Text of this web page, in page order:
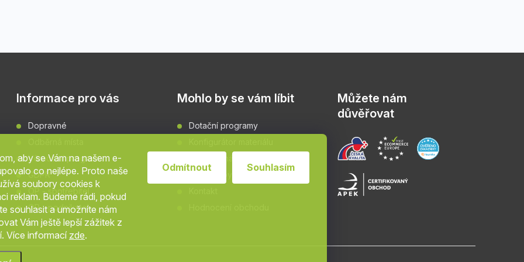
aby se Vám na našem e-
co nejlépe. Proto naše
soubory cookies k
reklam. Budeme rádi, pokud
souhlasit a umožníte nám
Vám ještě lepší zážitek z
Více informací zde.
Odmítnout Souhlasím
Informace pro vás
Dopravné
Věrnostní program
GDPR
OP - spotřebitel
OP - podnikatel
Mohlo by se vám líbit
Dotační programy
Můžete nám
důvěřovat